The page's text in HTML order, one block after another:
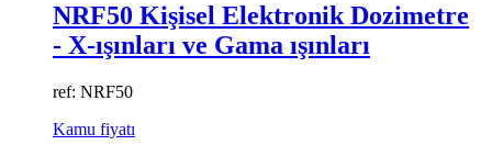
NRF50 Kişisel Elektronik Dozimetre
- X-ışınları ve Gama ışınları
ref: NRF50
Kamu fiyatı